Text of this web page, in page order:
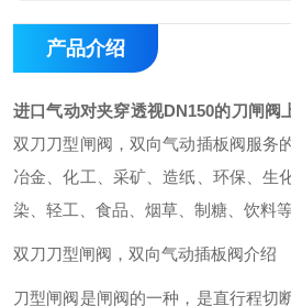
产品介绍
进口气动对夹穿透视DN150的刀闸阀
双刀刀型闸阀 ，双向气动插板阀服务
冶金、化工、采矿、造纸、环保、生
染、轻工、食品、烟草、制糖、饮料等
双刀刀型闸阀，双向气动插板阀介绍
刀型闸阀是闸阀的一种，是直行程切